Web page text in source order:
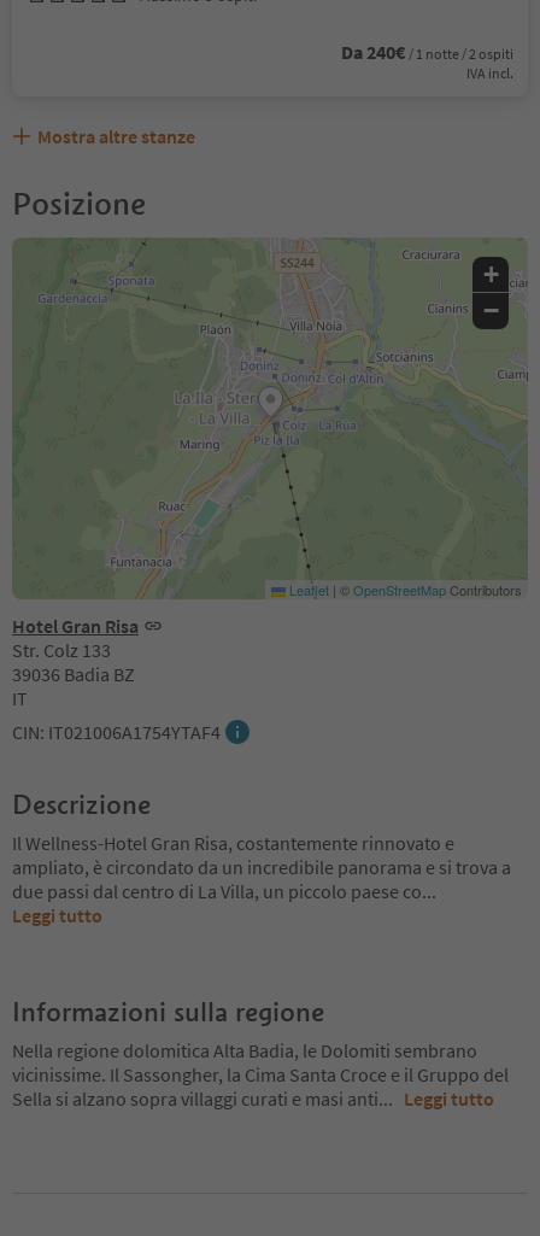
Da 240€ / 1 notte / 2 ospiti
IVA incl.
Mostra altre stanze
Posizione
Hotel Gran Risa
Str. Colz 133
39036 Badia BZ
IT
CIN: IT021006A1754YTAF4
+
−
Leaflet | ©OpenStreetMapContributors
Descrizione
Il Wellness-Hotel Gran Risa, costantemente rinnovato e
ampliato, è circondato da un incredibile panorama e si trova a
due passi dal centro di La Villa, un piccolo paese co...
Leggi tutto
Informazioni sulla regione
Nella regione dolomitica Alta Badia, le Dolomiti sembrano
vicinissime. Il Sassongher, la Cima Santa Croce e il Gruppo del
Sella si alzano sopra villaggi curati e masi anti... Leggi tutto